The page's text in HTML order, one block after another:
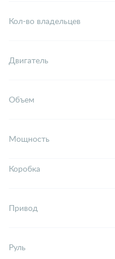
Кол-во владельцев
Двигатель
Объем
Мощность
Коробка
Привод
Руль